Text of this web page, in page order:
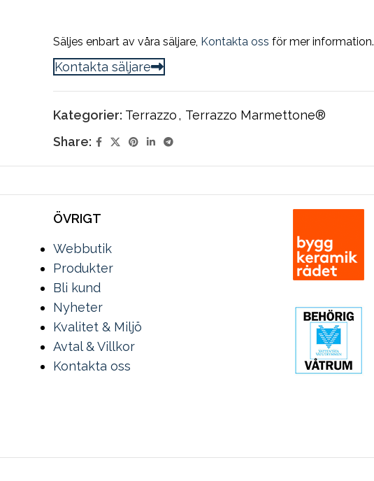
Säljes enbart av våra säljare, Kontakta oss för mer information.
Kontakta säljare
Kategorier: Terrazzo, Terrazzo Marmettone®
Share:
ÖVRIGT
Webbutik
Produkter
Bli kund
Nyheter
Kvalitet & Miljö
Avtal & Villkor
Kontakta oss